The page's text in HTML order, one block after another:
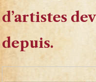
d’artistes
depuis.